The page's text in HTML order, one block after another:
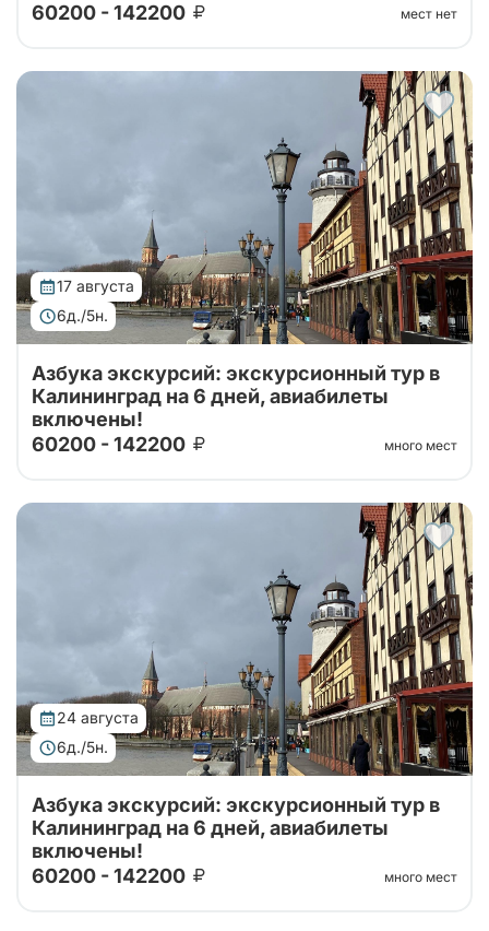
стороной. Проведите свой отпуск в увлекательном
шестидневном туре, где сможете насладиться
сочетанием культуры, истории и природы...
60200 - 142200
мест нет
17 августа
6д./5н.
стороной. Проведите свой отпуск в увлекательном
шестидневном туре, где сможете насладиться
сочетанием культуры, истории и природы...
Азбука экскурсий: экскурсионный тур в
Калининград на 6 дней, авиабилеты
включены!
60200 - 142200
много мест
24 августа
6д./5н.
Азбука экскурсий: экскурсионный тур в
Калининград на 6 дней, авиабилеты
включены!
60200 - 142200
много мест